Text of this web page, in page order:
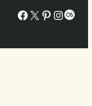
Facebook
X Pinterest